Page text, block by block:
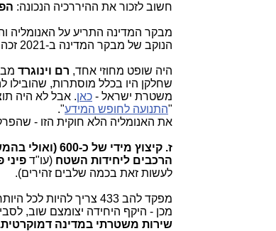
חשוב לזכור את ההיררכיה הנכונה:
מבקר המדינה התריע על האנומליה
הנוקב של מבקר המדינה ב-2021 זכה להתעלמות רבתי (ובכוונה) -
היה שופט מחוזי אחד, רם וינוגרד
שחלקן היו בכלל מוסתרות,
משטרת ישראל - כאן. אבל לא היה
"התנועה לחופש המידע".
את האנומליה הלא חוקית הזו -
ז. קיצוץ מידי של כ-600 (ואולי בהמשך אף 1000) משרות מלהב 433 (המונה כ-1,600 איש,
הרכבים ליחידות השטח (עו"ד פיני
לעשות זאת בכמה שלבים זהירים).
מפקד להב 433 צריך
מכן - היקף היחידה יצומצם שוב, לסביבות ה-500 איש, מתוך תפיסת עולם, שהפעילות בשטח
שירות משטרתי במדינה